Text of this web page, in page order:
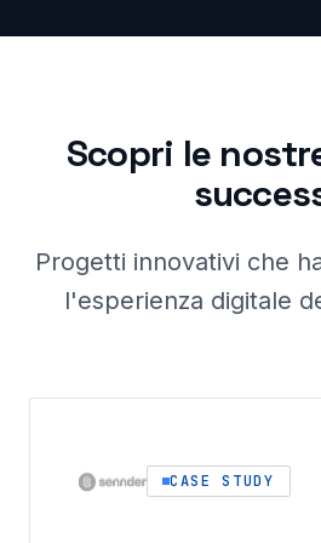
Scopri le
Progetti innovativi che
l'esperienza digitale
CASE STUDY